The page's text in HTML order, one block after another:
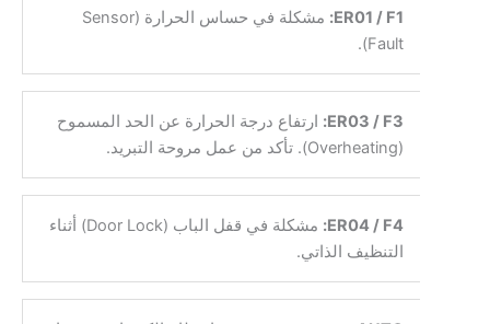
ER01 / F1:
مشكلة في حساس الحرارة (Sensor
Fault).
ER03 / F3: ارتفاع درجة الحرارة عن الحد المسموح
(Overheating). تأكد من عمل مروحة التبريد.
ER04 / F4:
مشكلة في قفل الباب (Door Lock) أثناء
التنظيف الذاتي.